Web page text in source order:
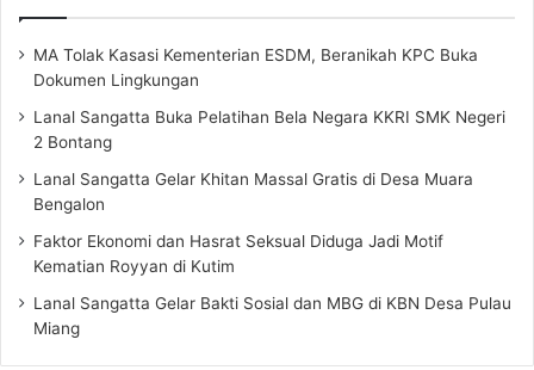
MA Tolak Kasasi Kementerian ESDM, Beranikah KPC Buka
Dokumen Lingkungan
Lanal Sangatta Buka Pelatihan Bela Negara KKRI SMK Negeri
2 Bontang
Lanal Sangatta Gelar Khitan Massal Gratis di Desa Muara
Bengalon
Faktor Ekonomi dan Hasrat Seksual Diduga Jadi Motif
Kematian Royyan di Kutim
Lanal Sangatta Gelar Bakti Sosial dan MBG di KBN Desa Pulau
Miang